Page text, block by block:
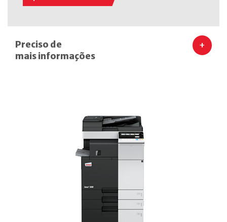
Preciso de
mais informações
+